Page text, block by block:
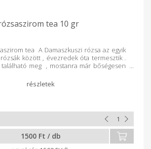
tea 10 gr
tea A Damaszkuszi rózsa az egyik
között , évezredek óta termesztik .
található meg , mostanra már bőségesen
rózsám van . ( Rose de Rescht , Cardinal
Garfin , Heidi Klum , Jacques Carter ) A
a szorongást , elősegíti a pihentető
hatása miatt alkalmas gyomor és
. Enyhíti az emésztési problémákat
1500 Ft / db